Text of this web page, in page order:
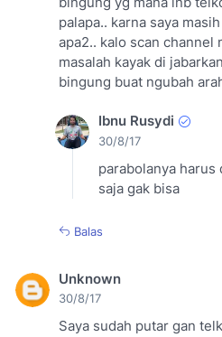
palapa.. karna saya
apa2.. kalo scan channel
masalah kayak di
bingung buat ngubah
Ibnu Rusydi
30/8/17
parabolanya
saja gak bisa
Balas
Unknown
30/8/17
Saya sudah putar gan